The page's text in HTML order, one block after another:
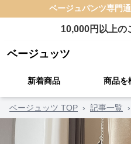
ベージュパンツ専門
10,000円以上の
ベージュッツ
新着商品 商品を
ベージュッツ TOP › 記事一覧 ›